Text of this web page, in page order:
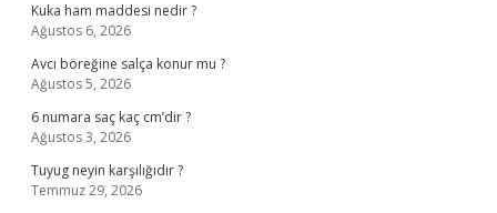
Kuka ham maddesi nedir ?
Ağustos 6, 2026
Avcı böreğine salça konur mu ?
Ağustos 5, 2026
6 numara saç kaç cm’dir ?
Ağustos 3, 2026
Tuyug neyin karşılığıdır ?
Temmuz 29, 2026